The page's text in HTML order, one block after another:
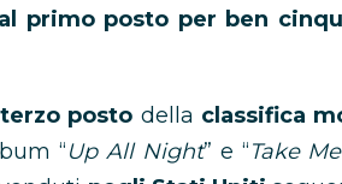
primo posto per ben
terzo posto della classifica
“Up All Night” e “Take